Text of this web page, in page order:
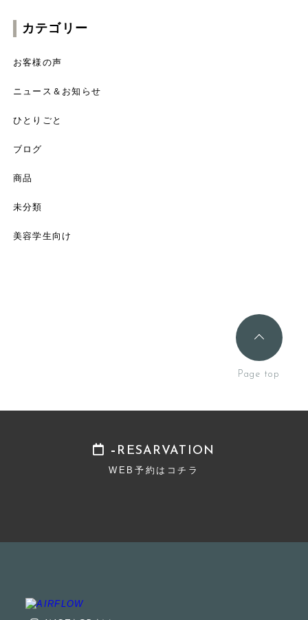
カテゴリー
お客様の声
ニュース＆お知らせ
ひとりごと
ブログ
商品
未分類
美容学生向け
RESARVATION
WEB予約はコチラ